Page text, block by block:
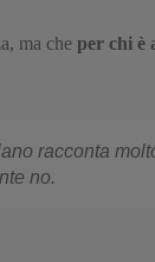
ma che per chi è
racconta
no.